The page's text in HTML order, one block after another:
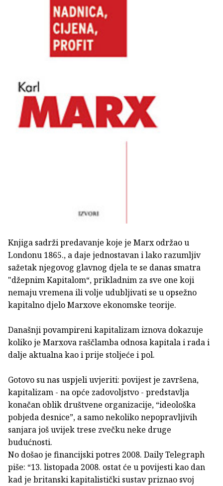
Knjiga sadrži predavanje koje je Marx održao u
Londonu 1865., a daje jednostavan i lako razumljiv
sažetak njegovog glavnog djela te se danas smatra
"džepnim Kapitalom“, prikladnim za sve one koji
nemaju vremena ili volje udubljivati se u opsežno
kapitalno djelo Marxove ekonomske teorije.
Današnji povampireni kapitalizam iznova dokazuje
koliko je Marxova raščlamba odnosa kapitala i rada i
dalje aktualna kao i prije stoljeće i pol.
Gotovo su nas uspjeli uvjeriti: povijest je završena,
kapitalizam - na opće zadovoljstvo - predstavlja
konačan oblik društvene organizacije, “ideološka
pobjeda desnice”, a samo nekoliko nepopravljivih
sanjara još uvijek trese zvečku neke druge
budućnosti.
No došao je financijski potres 2008. Daily Telegraph
piše: “13. listopada 2008. ostat će u povijesti kao dan
kad je britanski kapitalistički sustav priznao svoj